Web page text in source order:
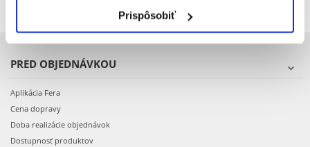
Prispôsobiť
PRED OBJEDNÁVKOU
Aplikácia Fera
Cena dopravy
Doba realizácie objednávok
Dostupnosť produktov